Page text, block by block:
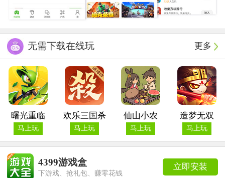
更多
无需下载在线玩
曙光重临
马上玩
欢乐三国杀
马上玩
仙山小农
马上玩
造梦无双
马上玩
立即安装
4399游戏盒
下游戏、抢礼包、赚零花钱